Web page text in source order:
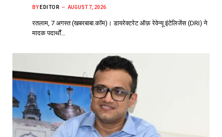
BY EDITOR AUGUST 7, 2026
रतलाम, 7 अगस्त (खबरबाबा.कॉम)। डायरेक्टरेट ऑफ़ रेवेन्यू इंटेलिजेंस (DRI) ने
मादक पदार्थों…